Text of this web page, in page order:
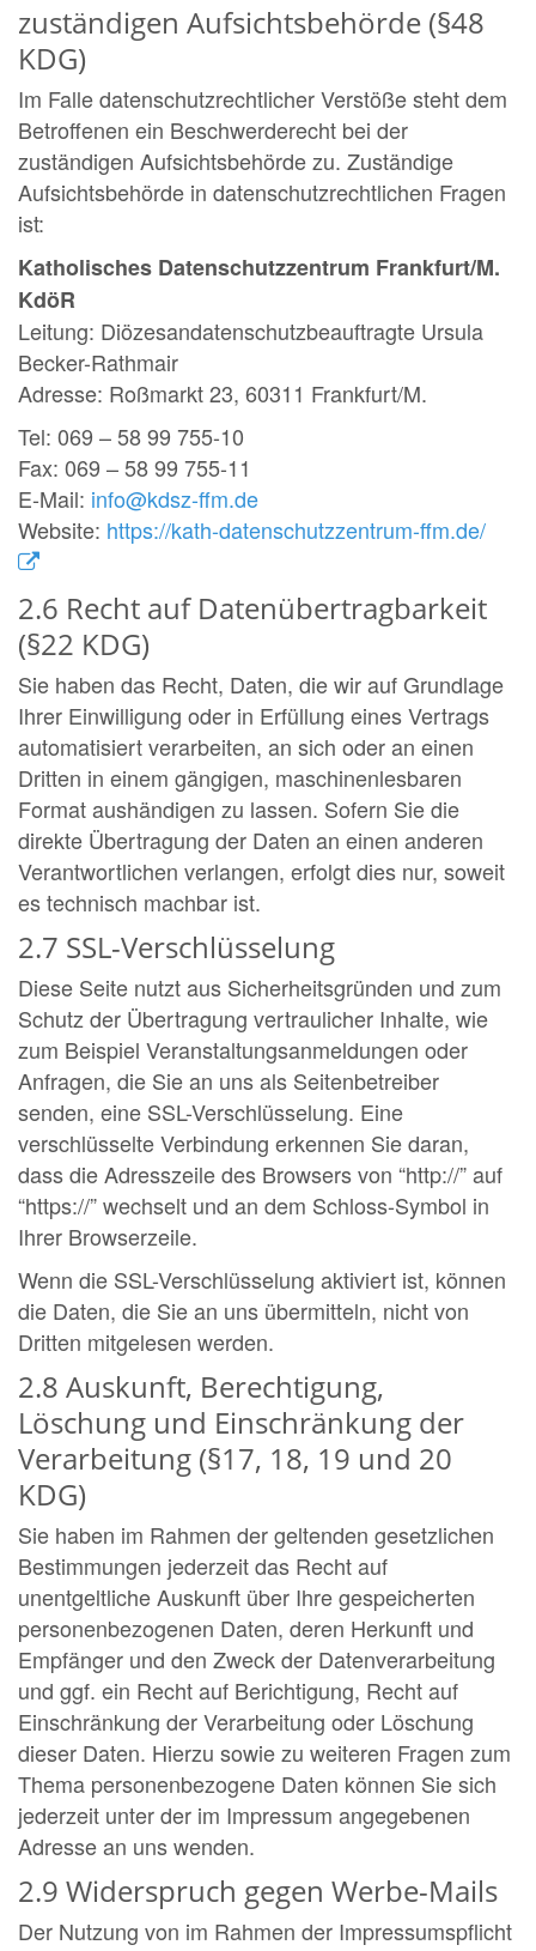
zuständigen Aufsichtsbehörde (§48
KDG)
Im Falle datenschutzrechtlicher Verstöße steht dem
Betroffenen ein Beschwerderecht bei der
zuständigen Aufsichtsbehörde zu. Zuständige
Aufsichtsbehörde in datenschutzrechtlichen Fragen
ist:
Katholisches Datenschutzzentrum Frankfurt/M.
KdöR
Leitung: Diözesandatenschutzbeauftragte Ursula
Becker-Rathmair
Adresse: Roßmarkt 23, 60311 Frankfurt/M.
Tel: 069 – 58 99 755-10
Fax: 069 – 58 99 755-11
E-Mail: info@kdsz-ffm.de
Website: https://kath-datenschutzzentrum-ffm.de/
2.6 Recht auf Datenübertragbarkeit
(§22 KDG)
Sie haben das Recht, Daten, die wir auf Grundlage
Ihrer Einwilligung oder in Erfüllung eines Vertrags
automatisiert verarbeiten, an sich oder an einen
Dritten in einem gängigen, maschinenlesbaren
Format aushändigen zu lassen. Sofern Sie die
direkte Übertragung der Daten an einen anderen
Verantwortlichen verlangen, erfolgt dies nur, soweit
es technisch machbar ist.
2.7 SSL-Verschlüsselung
Diese Seite nutzt aus Sicherheitsgründen und zum
Schutz der Übertragung vertraulicher Inhalte, wie
zum Beispiel Veranstaltungsanmeldungen oder
Anfragen, die Sie an uns als Seitenbetreiber
senden, eine SSL-Verschlüsselung. Eine
verschlüsselte Verbindung erkennen Sie daran,
dass die Adresszeile des Browsers von “http://” auf
“https://” wechselt und an dem Schloss-Symbol in
Ihrer Browserzeile.
Wenn die SSL-Verschlüsselung aktiviert ist, können
die Daten, die Sie an uns übermitteln, nicht von
Dritten mitgelesen werden.
2.8 Auskunft, Berechtigung,
Löschung und Einschränkung der
Verarbeitung (§17, 18, 19 und 20
KDG)
Sie haben im Rahmen der geltenden gesetzlichen
Bestimmungen jederzeit das Recht auf
unentgeltliche Auskunft über Ihre gespeicherten
personenbezogenen Daten, deren Herkunft und
Empfänger und den Zweck der Datenverarbeitung
und ggf. ein Recht auf Berichtigung, Recht auf
Einschränkung der Verarbeitung oder Löschung
dieser Daten. Hierzu sowie zu weiteren Fragen zum
Thema personenbezogene Daten können Sie sich
jederzeit unter der im Impressum angegebenen
Adresse an uns wenden.
2.9 Widerspruch gegen Werbe-Mails
Der Nutzung von im Rahmen der Impressumspflicht